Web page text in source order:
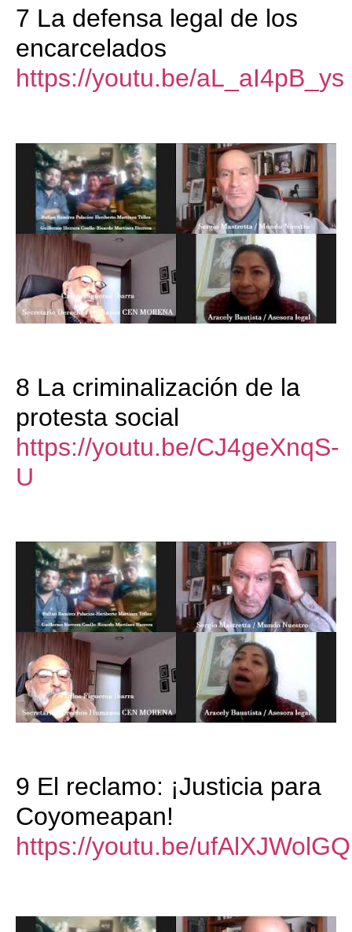
7 La defensa legal de los
encarcelados
https://youtu.be/aL_aI4pB_ys
8 La criminalización de la
protesta social
https://youtu.be/CJ4geXnqS-
U
9 El reclamo: ¡Justicia para
Coyomeapan!
https://youtu.be/ufAlXJWolGQ